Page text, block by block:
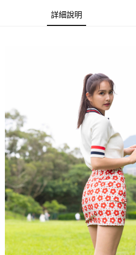
宅配
每筆NT$60
詳細說明